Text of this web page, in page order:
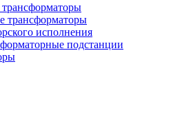
трансформаторы
исполнения
подстанции